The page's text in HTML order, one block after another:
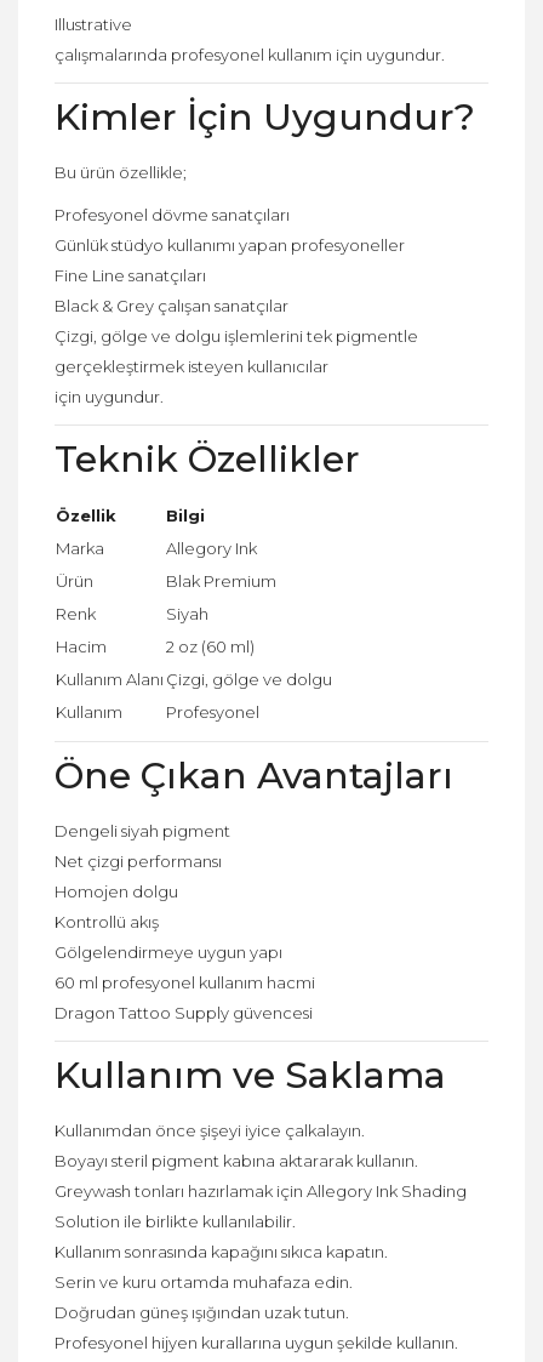
Illustrative
çalışmalarında profesyonel kullanım için uygundur.
Kimler İçin Uygundur?
Bu ürün özellikle;
Profesyonel dövme sanatçıları
Günlük stüdyo kullanımı yapan profesyoneller
Fine Line sanatçıları
Black & Grey çalışan sanatçılar
Çizgi, gölge ve dolgu işlemlerini tek pigmentle
gerçekleştirmek isteyen kullanıcılar
için uygundur.
Teknik Özellikler
Özellik
Bilgi
Marka
Allegory Ink
Ürün
Blak Premium
Renk
Siyah
Hacim
2 oz (60 ml)
Kullanım Alanı Çizgi, gölge ve dolgu
Kullanım
Profesyonel
Öne Çıkan Avantajları
Dengeli siyah pigment
Net çizgi performansı
Homojen dolgu
Kontrollü akış
Gölgelendirmeye uygun yapı
60 ml profesyonel kullanım hacmi
Dragon Tattoo Supply güvencesi
Kullanım ve Saklama
Kullanımdan önce şişeyi iyice çalkalayın.
Boyayı steril pigment kabına aktararak kullanın.
Greywash tonları hazırlamak için Allegory Ink Shading
Solution ile birlikte kullanılabilir.
Kullanım sonrasında kapağını sıkıca kapatın.
Serin ve kuru ortamda muhafaza edin.
Doğrudan güneş ışığından uzak tutun.
Profesyonel hijyen kurallarına uygun şekilde kullanın.